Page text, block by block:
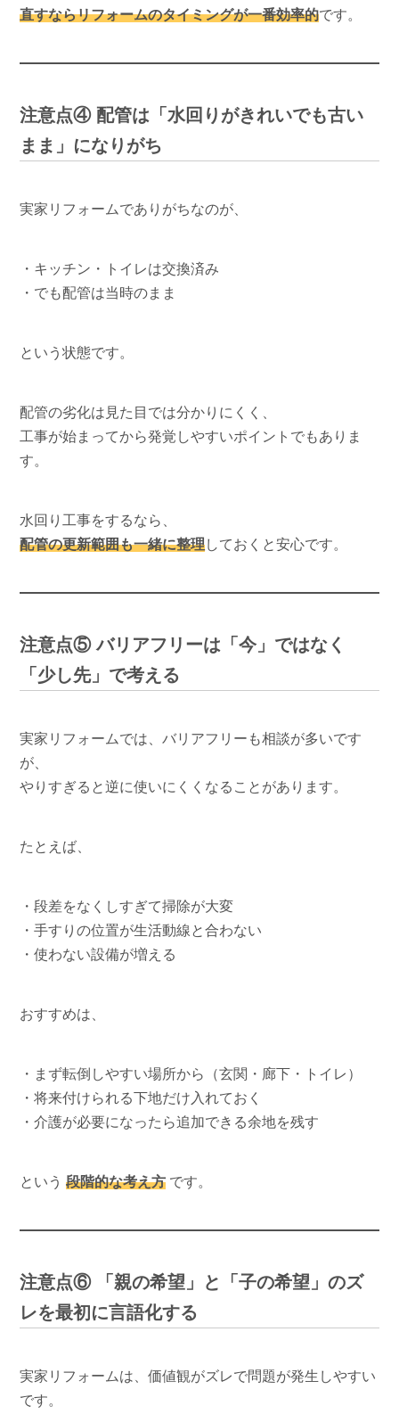
直すならリフォームのタイミングが一番効率的です。
注意点④ 配管は「水回りがきれいでも古い
まま」になりがち
実家リフォームでありがちなのが、
・キッチン・トイレは交換済み
・でも配管は当時のまま
という状態です。
配管の劣化は見た目では分かりにくく、
工事が始まってから発覚しやすいポイントでもありま
す。
水回り工事をするなら、
配管の更新範囲も一緒に整理しておくと安心です。
注意点⑤ バリアフリーは「今」ではなく
「少し先」で考える
実家リフォームでは、バリアフリーも相談が多いです
が、
やりすぎると逆に使いにくくなることがあります。
たとえば、
・段差をなくしすぎて掃除が大変
・手すりの位置が生活動線と合わない
・使わない設備が増える
おすすめは、
・まず転倒しやすい場所から（玄関・廊下・トイレ）
・将来付けられる下地だけ入れておく
・介護が必要になったら追加できる余地を残す
という段階的な考え方 です。
注意点⑥ 「親の希望」と「子の希望」のズ
レを最初に言語化する
実家リフォームは、価値観がズレで問題が発生しやすい
です。